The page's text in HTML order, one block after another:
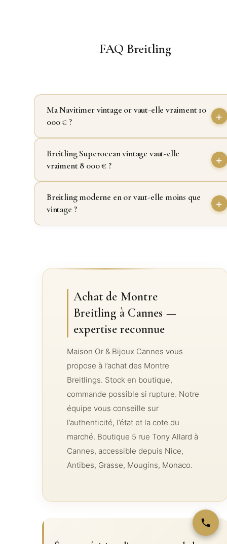
FAQ Breitling
Ma Navitimer vintage or vaut-elle vraiment 10
000 € ?
Breitling Superocean vintage vaut-elle
vraiment 8 000 € ?
Breitling moderne en or vaut-elle moins que
vintage ?
Achat de Montre
Breitling à Cannes —
expertise reconnue
Maison Or & Bijoux Cannes vous
propose à l’achat des Montre
Breitlings. Stock en boutique,
commande possible si rupture. Notre
équipe vous conseille sur
l’authenticité, l’état et la cote du
marché. Boutique 5 rue Tony Allard à
Cannes, accessible depuis Nice,
Antibes, Grasse, Mougins, Monaco.